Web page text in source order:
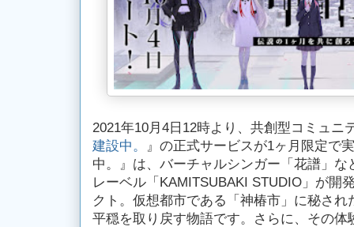
2021年10月4日12時より、共創型コミュニ
建設中。
』の正式サービスが1ヶ月限定で
中。』は、バーチャルシンガー「花譜」
レーベル「KAMITSUBAKI STUDIO」が開
クト。仮想都市である「神椿市」に秘さ
平穏を取り戻す物語です。さらに、その